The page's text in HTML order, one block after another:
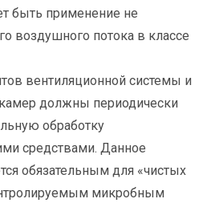
быть применение не
воздушного потока в классе
вентиляционной системы и
должны периодически
обработку
средствами. Данное
обязательным для «чистых
микробным